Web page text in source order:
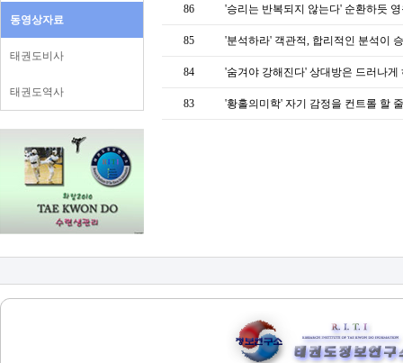
동영상자료
태권도비사
태권도역사
86 '승리는 반복되지 않는다' 순환하듯
85 '분석하라' 객관적, 합리적인 분석이
84 '숨겨야 강해진다' 상대방은 드러나
83 '황홀의미학' 자기 감정을 컨트롤 할